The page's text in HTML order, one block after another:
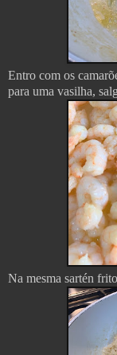
Entro com os
para uma vasilha,
Na mesma sartén